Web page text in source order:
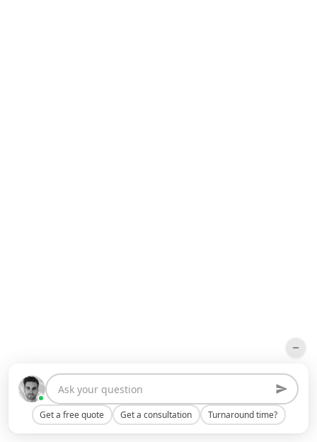
Get a free quote Get a consultation Turnaround time?